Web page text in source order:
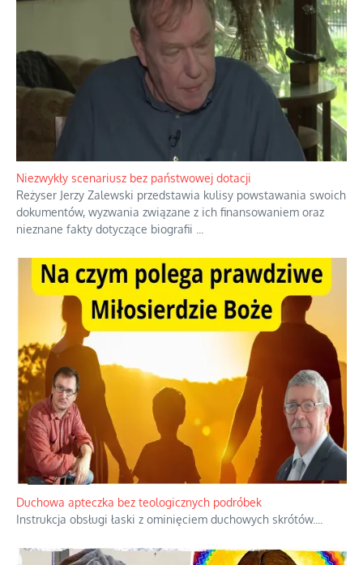
Domowe polowanie na wolne fale
Przez dziesięciolecia miliony Polaków słuchały zagranicznych
rozgłośni radiowych, pomimo że władze komunistyczne robiły
wszystko, aby je zagłuszyć....
Niezwykły scenariusz bez państwowej dotacji
Reżyser Jerzy Zalewski przedstawia kulisy powstawania swoich
dokumentów, wyzwania związane z ich finansowaniem oraz
nieznane fakty dotyczące biografii...